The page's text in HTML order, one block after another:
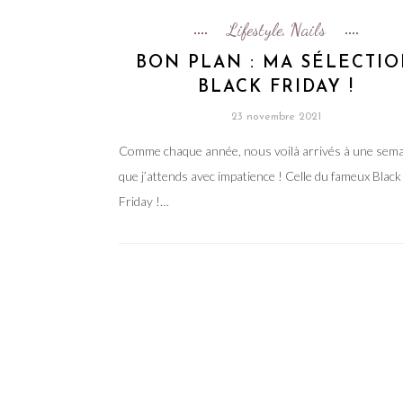
Lifestyle, Nails
BON PLAN : MA
BLACK FRIDAY !
23 novembre 2021
Comme chaque année, nous voilà arrivés à une
que j’attends avec impatience ! Celle du fameux Black
Friday !…